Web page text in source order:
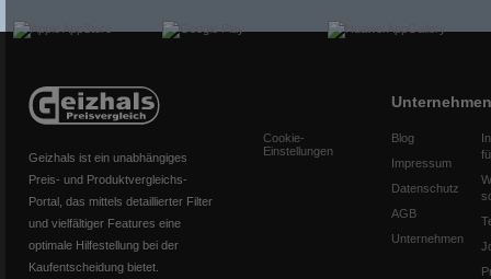
Geizhals ist ein unabhängiges
Preis- und Produktvergleichs-
Portal, das mittels detaillierter Filter
und vielfältiger Features eine
optimale Hilfestellung bei der
Kaufentscheidung bietet.
Cookie-
Einstellungen
Unternehmen
Blog
Impressum
Datenschutz
AGB
Unternehmen